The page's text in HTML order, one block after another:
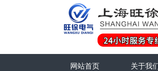
网站首页 关于我